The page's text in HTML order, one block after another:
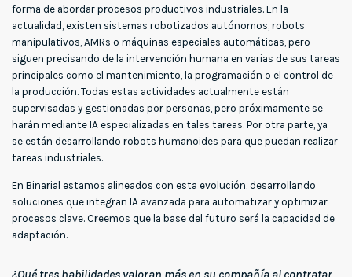
forma de abordar procesos productivos industriales. En la
actualidad, existen sistemas robotizados autónomos, robots
manipulativos, AMRs o máquinas especiales automáticas, pero
siguen precisando de la intervención humana en varias de sus tareas
principales como el mantenimiento, la programación o el control de
la producción. Todas estas actividades actualmente están
supervisadas y gestionadas por personas, pero próximamente se
harán mediante IA especializadas en tales tareas. Por otra parte, ya
se están desarrollando robots humanoides para que puedan realizar
tareas industriales.
En Binarial estamos alineados con esta evolución, desarrollando
soluciones que integran IA avanzada para automatizar y optimizar
procesos clave. Creemos que la base del futuro será la capacidad de
adaptación.